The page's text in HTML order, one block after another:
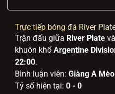
Trực tiếp bóng đá River
Trận đấu giữa River Plate và
khuôn khổ Argentine
22:00.
Bình luận viên: Giàng A Mèo
Tỷ số hiện tại: 0 - 0